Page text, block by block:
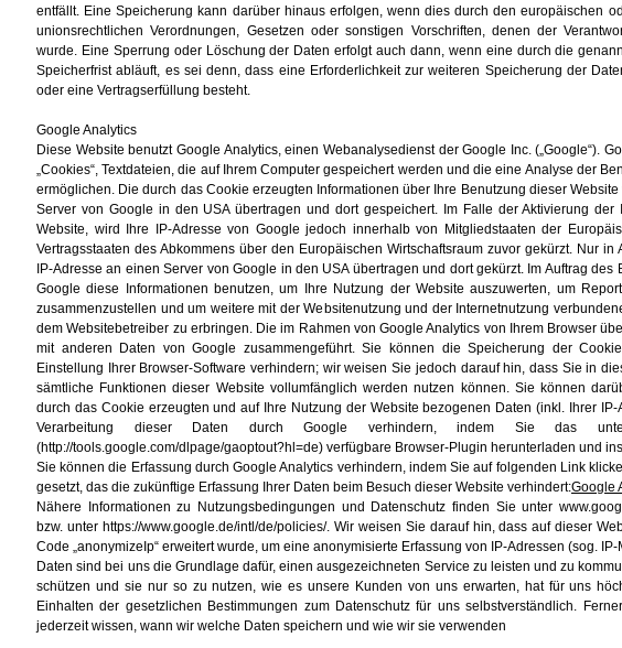
entfällt. Eine Speicherung kann darüber hinaus erfolgen, wenn dies durch den europäischen
unionsrechtlichen Verordnungen, Gesetzen oder sonstigen Vorschriften, denen der
wurde. Eine Sperrung oder Löschung der Daten erfolgt auch dann, wenn eine durch die
Speicherfrist abläuft, es sei denn, dass eine Erforderlichkeit zur weiteren Speicherung der
oder eine Vertragserfüllung besteht.
Google Analytics
Diese Website benutzt Google Analytics, einen Webanalysedienst der Google Inc. („Google“).
„Cookies“, Textdateien, die auf Ihrem Computer gespeichert werden und die eine Analyse der
ermöglichen. Die durch das Cookie erzeugten Informationen über Ihre Benutzung dieser
Server von Google in den USA übertragen und dort gespeichert. Im Falle der Aktivierung der
Website, wird Ihre IP-Adresse von Google jedoch innerhalb von Mitgliedstaaten der
Vertragsstaaten des Abkommens über den Europäischen Wirtschaftsraum zuvor gekürzt. Nur
IP-Adresse an einen Server von Google in den USA übertragen und dort gekürzt. Im Auftrag des
Google diese Informationen benutzen, um Ihre Nutzung der Website auszuwerten, um
zusammenzustellen und um weitere mit der Websitenutzung und der Internetnutzung
dem Websitebetreiber zu erbringen. Die im Rahmen von Google Analytics von Ihrem Browser
mit anderen Daten von Google zusammengeführt. Sie können die Speicherung der
Einstellung Ihrer Browser-Software verhindern; wir weisen Sie jedoch darauf hin, dass Sie in
sämtliche Funktionen dieser Website vollumfänglich werden nutzen können. Sie können
durch das Cookie erzeugten und auf Ihre Nutzung der Website bezogenen Daten (inkl. Ihrer
Verarbeitung dieser Daten durch Google verhindern, indem Sie das
(http://tools.google.com/dlpage/gaoptout?hl=de) verfügbare Browser-Plugin herunterladen und
Sie können die Erfassung durch Google Analytics verhindern, indem Sie auf folgenden Link
gesetzt, das die zukünftige Erfassung Ihrer Daten beim Besuch dieser Website verhindert:Google
Nähere Informationen zu Nutzungsbedingungen und Datenschutz finden Sie unter
bzw. unter https://www.google.de/intl/de/policies/. Wir weisen Sie darauf hin, dass auf dieser
Code „anonymizeIp“ erweitert wurde, um eine anonymisierte Erfassung von IP-Adressen (sog.
Daten sind bei uns die Grundlage dafür, einen ausgezeichneten Service zu leisten und zu
schützen und sie nur so zu nutzen, wie es unsere Kunden von uns erwarten, hat für uns
Einhalten der gesetzlichen Bestimmungen zum Datenschutz für uns selbstverständlich.
jederzeit wissen, wann wir welche Daten speichern und wie wir sie verwenden